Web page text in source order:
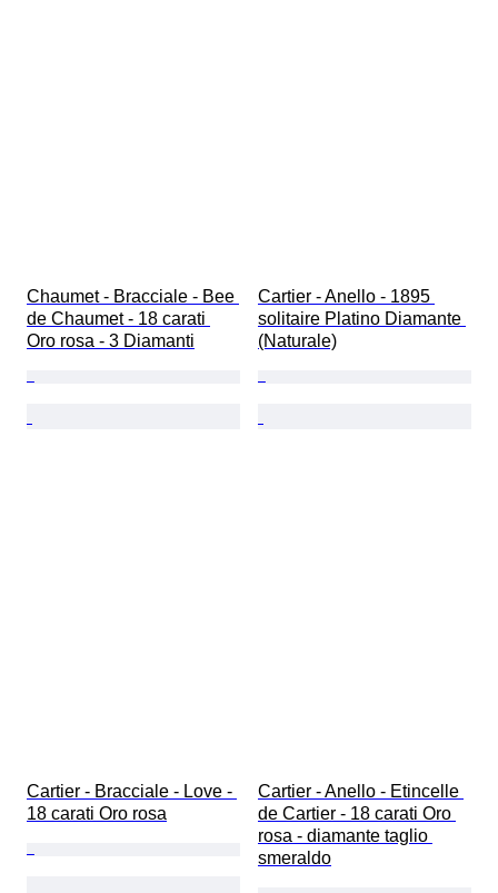
Chaumet - Bracciale - Bee
de Chaumet - 18 carati
Oro rosa - 3 Diamanti
Cartier - Anello - 1895
solitaire Platino Diamante
(Naturale)
Cartier - Bracciale - Love -
18 carati Oro rosa
Cartier - Anello - Etincelle
de Cartier - 18 carati Oro
rosa - diamante taglio
smeraldo